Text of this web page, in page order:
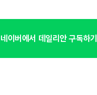
네이버에서 데일리안 구독하기